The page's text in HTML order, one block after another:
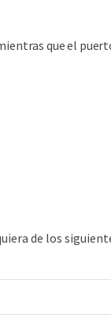
que el
de los